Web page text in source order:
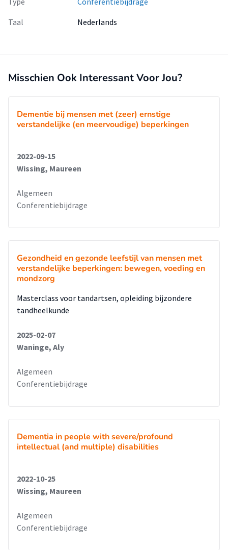
Taal
Nederlands
Misschien Ook Interessant Voor Jou?
Dementie bij mensen met (zeer) ernstige
verstandelijke (en meervoudige) beperkingen
2022-09-15
Wissing, Maureen
Algemeen
Conferentiebijdrage
Gezondheid en gezonde leefstijl van mensen met
verstandelijke beperkingen: bewegen, voeding en
mondzorg
Masterclass voor tandartsen, opleiding bijzondere
tandheelkunde
2025-02-07
Waninge, Aly
Algemeen
Conferentiebijdrage
Dementia in people with severe/profound
intellectual (and multiple) disabilities
2022-10-25
Wissing, Maureen
Algemeen
Conferentiebijdrage